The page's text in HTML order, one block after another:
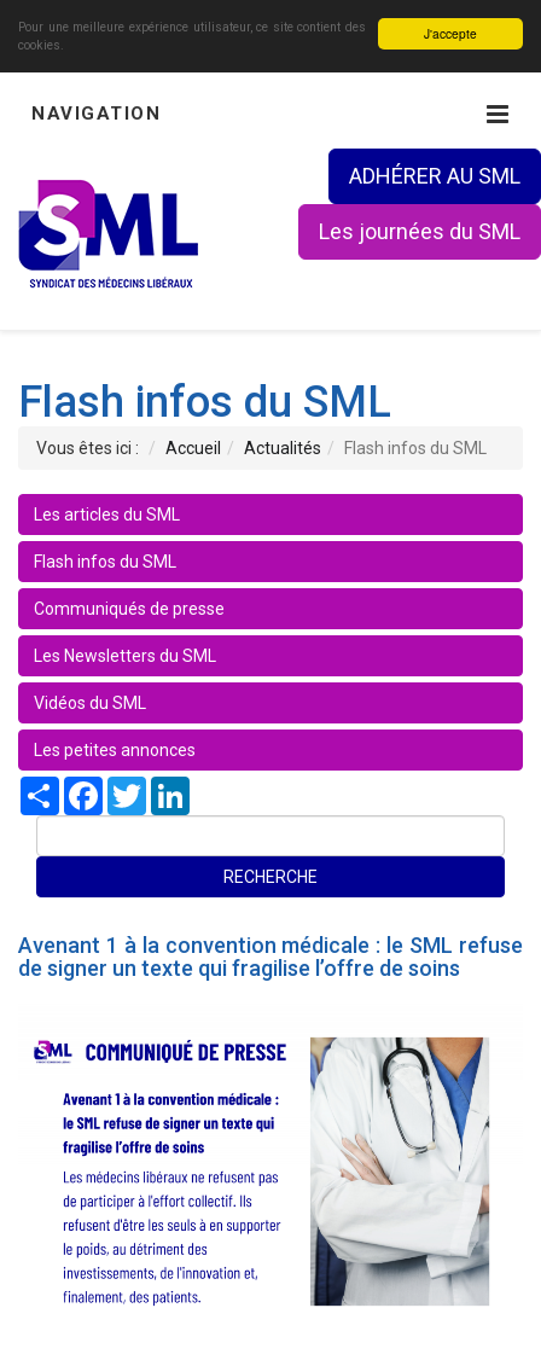
J'accepte
Pour une meilleure expérience utilisateur, ce site contient des
cookies.
NAVIGATION
ADHÉRER AU SML
Les journées du SML
Flash infos du SML
Vous êtes ici : Accueil Actualités Flash infos du SML
Les articles du SML
Flash infos du SML
Communiqués de presse
Les Newsletters du SML
Vidéos du SML
Les petites annonces
Share FacebookTwitter
Avenant 1 à la convention médicale : le SML refuse
de signer un texte qui fragilise l’offre de soins